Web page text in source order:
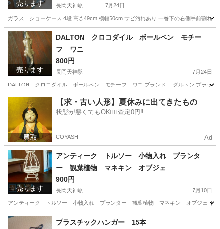
売ります 長岡天神駅 7月24日
ガラス ショーケース 4段 高さ49cm 横幅60cm サビ汚れあり 一番下の右側手前割れあ
京都 長岡京市 長岡天神駅 インテリア雑貨/小物
売ります
DALTON クロコダイル ボールペン モチー
フ ワニ
800円
長岡天神駅 7月24日
DALTON クロコダイル ボールペン モチーフ ワニ ブランド ダルトン ブラックの
長岡天神駅 手帳 DALTON
【求・古い人形】夏休みに出てきたもの
状態が悪くてもOK🙆‍♀️査定0円‼️
COYASH Ad
売ります
アンティーク トルソー 小物入れ プランタ
ー 観葉植物 マネキン オブジェ
900円
長岡天神駅 7月10日
アンティーク トルソー 小物入れ プランター 観葉植物 マネキン オブジェ トル
京都 長岡京市 長岡天神駅 インテリア雑貨/小物
プラスチックハンガー 15本